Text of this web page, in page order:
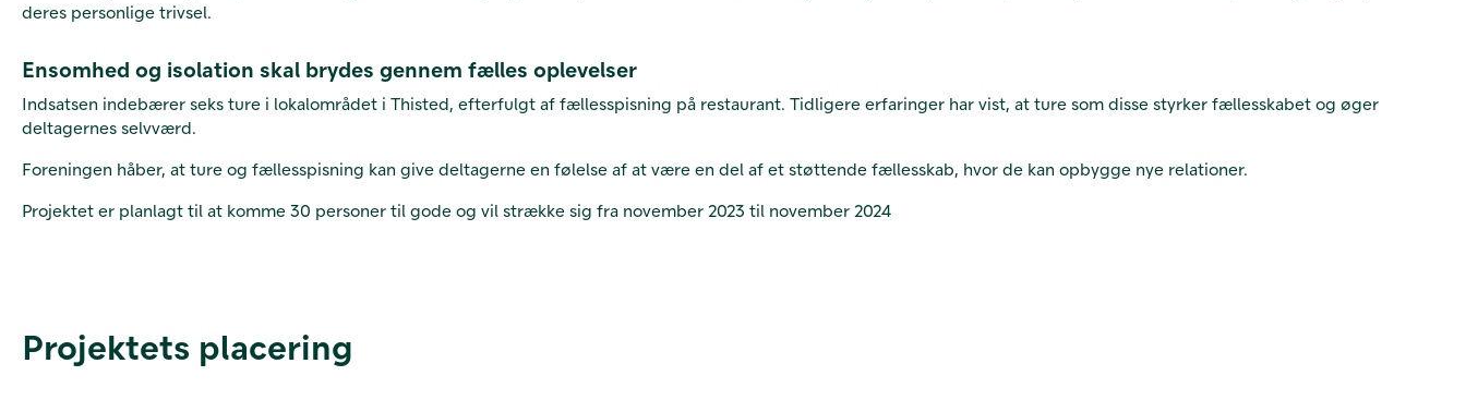
deres personlige trivsel.
Ensomhed og isolation skal brydes gennem fælles oplevelser
Indsatsen indebærer seks ture i lokalområdet i Thisted, efterfulgt af fællesspisning på restaurant. Tidligere erfaringer har vist, at ture som disse styrker fællesskabet og øger
deltagernes selvværd.
Foreningen håber, at ture og fællesspisning kan give deltagerne en følelse af at være en del af et støttende fællesskab, hvor de kan opbygge nye relationer.
Projektet er planlagt til at komme 30 personer til gode og vil strække sig fra november 2023 til november 2024
Projektets placering